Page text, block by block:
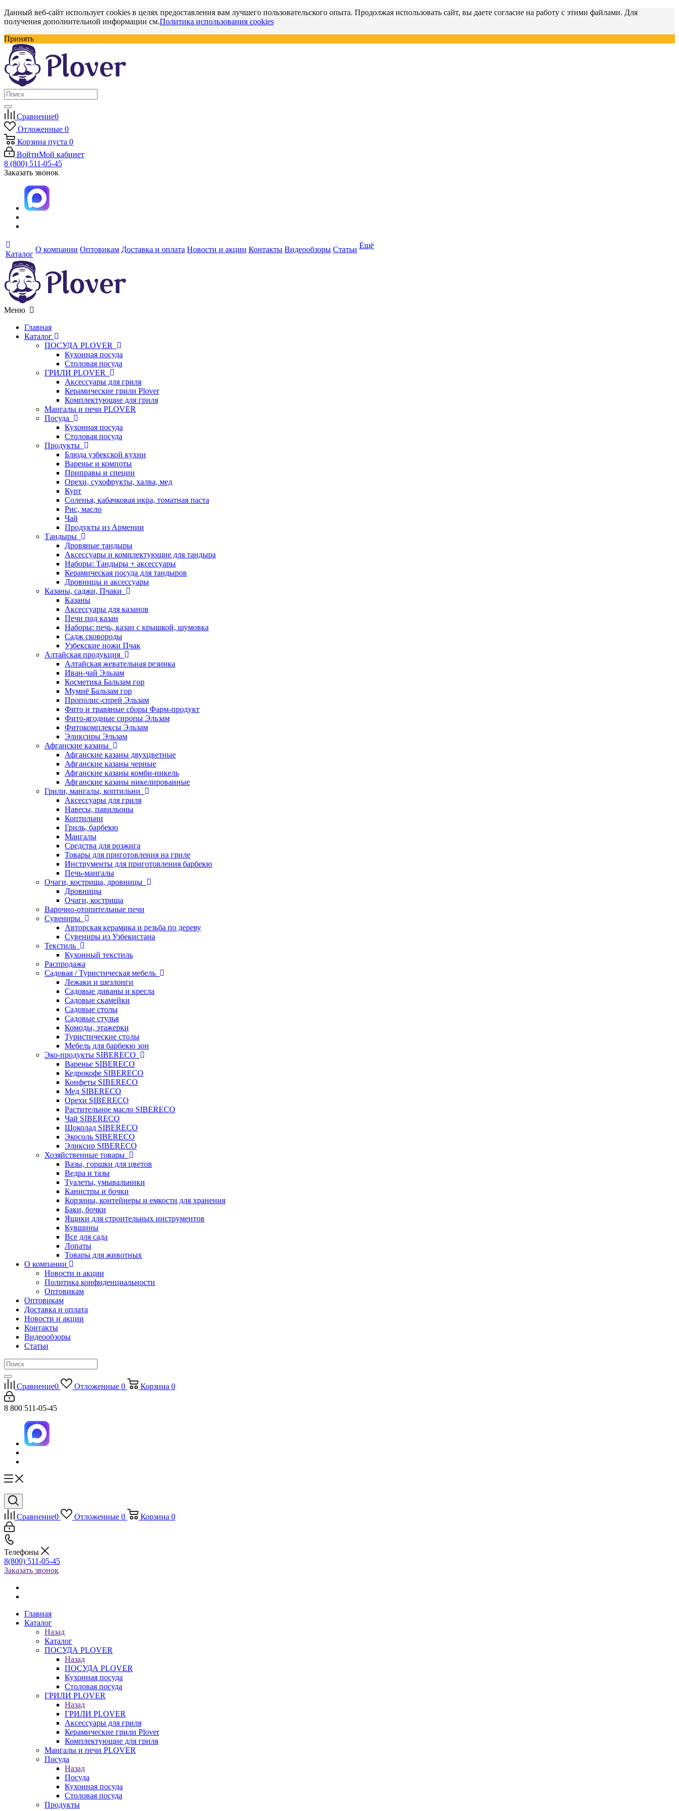
Данный веб-сайт использует cookies в целях предоставления вам лучшего пользовательского опыта. Продолжая использовать сайт, вы даете согласие на работу с этими файлами. Для
получения дополнительной информации см.Политика использования cookies
Принять
Сравнение0
Отложенные 0
Корзина пуста 0
ВойтиМой кабинет
8 (800) 511-05-45
Заказать звонок
Каталог
О компании Оптовикам Доставка и оплата Новости и акции Контакты Видеообзоры Статьи Ещё
Меню
Главная
Каталог
ПОСУДА PLOVER
Кухонная посуда
Столовая посуда
ГРИЛИ PLOVER
Аксессуары для гриля
Керамические грили Plover
Комплектующие для гриля
Мангалы и печи PLOVER
Посуда
Кухонная посуда
Столовая посуда
Продукты
Блюда узбекской кухни
Варенье и компоты
Приправы и специи
Орехи, сухофрукты, халва, мед
Курт
Соленья, кабачковая икра, томатная паста
Рис, масло
Чай
Продукты из Армении
Тандыры
Дровяные тандыры
Аксессуары и комплектующие для тандыра
Наборы: Тандыры + аксессуары
Керамическая посуда для тандыров
Дровницы и аксессуары
Казаны, саджи, Пчаки
Казаны
Аксессуары для казанов
Печи под казан
Наборы: печь, казан с крышкой, шумовка
Садж сковороды
Узбекские ножи Пчак
Алтайская продукция
Алтайская жевательная резинка
Иван-чай Эльзам
Косметика Бальзам гор
Мумиё Бальзам гор
Прополис-спрей Эльзам
Фито и травяные сборы Фарм-продукт
Фито-ягодные сиропы Эльзам
Фитокомплексы Эльзам
Эликсиры Эльзам
Афганские казаны
Афганские казаны двухцветные
Афганские казаны черные
Афганские казаны комби-никель
Афганские казаны никелированные
Грили, мангалы, коптильни
Аксессуары для гриля
Навесы, павильоны
Коптильни
Гриль, барбекю
Мангалы
Средства для розжига
Товары для приготовления на гриле
Инструменты для приготовления барбекю
Печь-мангалы
Очаги, кострища, дровницы
Дровницы
Очаги, кострища
Варочно-отопительные печи
Сувениры
Авторская керамика и резьба по дереву
Сувениры из Узбекистана
Текстиль
Кухонный текстиль
Распродажа
Садовая / Туристическая мебель
Лежаки и шезлонги
Садовые диваны и кресла
Садовые скамейки
Садовые столы
Садовые стулья
Комоды, этажерки
Туристические столы
Мебель для барбекю зон
Эко-продукты SIBERECO
Варенье SIBERECO
Кедрокофе SIBERECO
Конфеты SIBERECO
Мед SIBERECO
Орехи SIBERECO
Растительное масло SIBERECO
Чай SIBERECO
Шоколад SIBERECO
Экосоль SIBERECO
Эликсир SIBERECO
Хозяйственные товары
Вазы, горшки для цветов
Ведра и тазы
Туалеты, умывальники
Канистры и бочки
Корзины, контейнеры и емкости для хранения
Баки, бочки
Ящики для строительных инструментов
Кувшины
Все для сада
Лопаты
Товары для животных
О компании
Новости и акции
Политика конфиденциальности
Оптовикам
Оптовикам
Доставка и оплата
Новости и акции
Контакты
Видеообзоры
Статьи
Сравнение0 Отложенные 0 Корзина 0
8 800 511-05-45
Сравнение0 Отложенные 0 Корзина 0
Телефоны
8(800) 511-05-45
Заказать звонок
Главная
Каталог
Назад
Каталог
ПОСУДА PLOVER
Назад
ПОСУДА PLOVER
Кухонная посуда
Столовая посуда
ГРИЛИ PLOVER
Назад
ГРИЛИ PLOVER
Аксессуары для гриля
Керамические грили Plover
Комплектующие для гриля
Мангалы и печи PLOVER
Посуда
Назад
Посуда
Кухонная посуда
Столовая посуда
Продукты